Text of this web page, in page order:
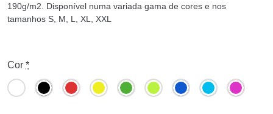
190g/m2. Disponível numa variada gama de cores e nos
tamanhos S, M, L, XL, XXL
Cor *